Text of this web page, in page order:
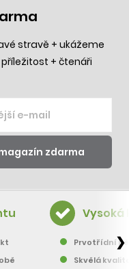
stravě + ukážeme
+ čtenáři
Vysoká
Prvotřídní
Skvělá
❯